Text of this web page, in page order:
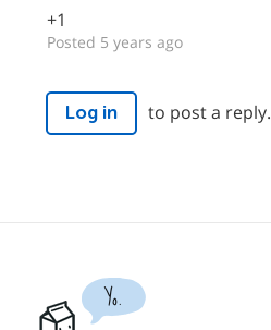
+1
Posted 5 years ago
Log in to post a reply.
Yo.